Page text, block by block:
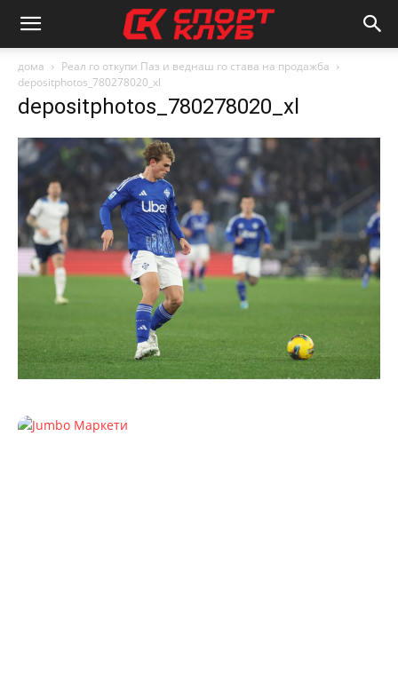
дома
Реал го откупи Паз и веднаш го става на продажба
depositphotos_780278020_xl
depositphotos_780278020_xl